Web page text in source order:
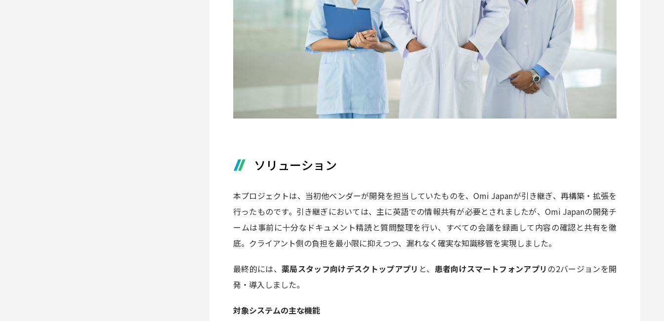
ソリューション
本プロジェクトは、当初他ベンダーが開発を担当していたものを、Omi Japanが引き継ぎ、再構築・拡張を
行ったものです。引き継ぎにおいては、主に英語での情報共有が必要とされましたが、Omi Japanの開発チ
ームは事前に十分なドキュメント精読と質問整理を行い、すべての会議を録画して内容の確認と共有を徹
底。クライアント側の負担を最小限に抑えつつ、漏れなく確実な知識移管を実現しました。
最終的には、薬局スタッフ向けデスクトップアプリ と、 患者向けスマートフォンアプリの2バージョンを開
発・導入しました。
対象システムの主な機能